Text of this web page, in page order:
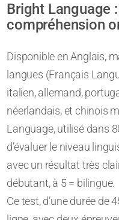
Bright Language
compréhension
Disponible en Anglais,
langues (Français
italien, allemand,
néerlandais, et chinois
Language, utilisé dans
d’évaluer le niveau
avec un résultat très
débutant, à 5 = bilingue.
Ce test, d’une durée de